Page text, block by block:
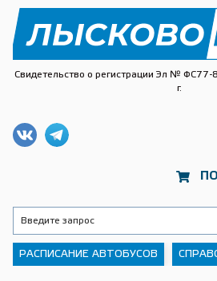
Свидетельство о регистрации Эл №
г.
РАСПИСАНИЕ АВТОБУСОВ